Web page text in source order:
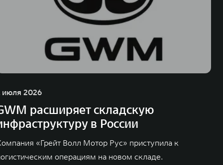
июля 2026
расширяет складскую
в России
«Грейт Волл Мотор Рус» приступила к
операциям на новом складе.